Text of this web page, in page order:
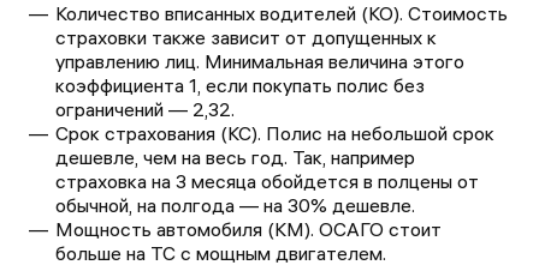
Количество вписанных водителей (КО). Стоимость
страховки также зависит от допущенных к
управлению лиц. Минимальная величина этого
коэффициента 1, если покупать полис без
ограничений — 2,32.
Срок страхования (КС). Полис на небольшой срок
дешевле, чем на весь год. Так, например
страховка на 3 месяца обойдется в полцены от
обычной, на полгода — на 30% дешевле.
Мощность автомобиля (КМ). ОСАГО стоит
больше на ТС с мощным двигателем.